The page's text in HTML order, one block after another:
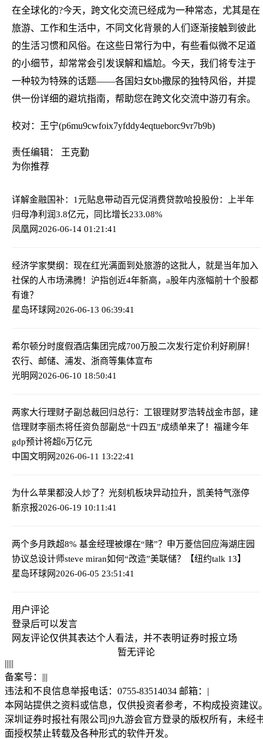
在全球化的?今天，跨文化交流已经成为一种常态，尤其是在
旅游、工作和生活中，不同文化背景的人们逐渐接触到彼此
的生活习惯和风俗。在这些日常行为中，有些看似微不足道
的小细节，却常常会引发误解和尴尬。今天，我们将专注于
一种较为特殊的话题——各国妇女bb撒尿的独特风俗，并提
供一份详细的避坑指南，帮助您在跨文化交流中游刃有余。
校对：王宁(p6mu9cwfoix7yfddy4eqtueborc9vr7b9b)
责任编辑： 王克勤
为你推荐
详解金融国补：1元贴息带动百元促消费贷款哈投股份：上半年
归母净利润3.8亿元，同比增长233.08%
凤凰网2026-06-14 01:21:41
经济学家樊纲：现在红光满面到处旅游的这批人，就是当年加入
社保的人市场沸腾！沪指创近4年新高，a股年内涨幅前十个股都
有谁？
星岛环球网2026-06-13 06:39:41
希尔顿分时度假酒店集团完成700万股二次发行定价利好刷屏！
农行、邮储、浦发、浙商等集体宣布
光明网2026-06-10 18:50:41
两家大行理财子副总裁回归总行：工银理财罗浩转战金市部，建
信理财李丽杰将任资负部副总“十四五”成绩单来了！福建今年
gdp预计将超6万亿元
中国文明网2026-06-11 13:22:41
为什么苹果都没人炒了？ 光刻机板块异动拉升，凯美特气涨停
新京报2026-06-19 10:11:41
两个多月跌超8% 基金经理被爆在“赌”？申万菱信回应海湖庄园
协议总设计师steve miran如何“改造”美联储？【纽约talk 13】
星岛环球网2026-06-05 23:51:41
用户评论
登录后可以发言
网友评论仅供其表达个人看法，并不表明证券时报立场
暂无评论
|||||
备案号： |||
违法和不良信息举报电话：0755-83514034 邮箱： |
本网站提供之资料或信息，仅供投资者参考，不构成投资建议
深圳证券时报社有限公司j9九游会官方登录的版权所有，未经
面授权禁止转载及各种形式的软件开发。